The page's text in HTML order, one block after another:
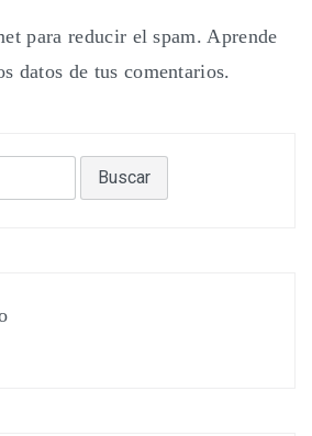
para reducir el spam. Aprende
datos de tus comentarios.